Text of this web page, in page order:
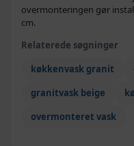
overmonteringen gør
cm.
Relaterede søgninger
køkkenvask granit
granitvask beige
overmonteret vask